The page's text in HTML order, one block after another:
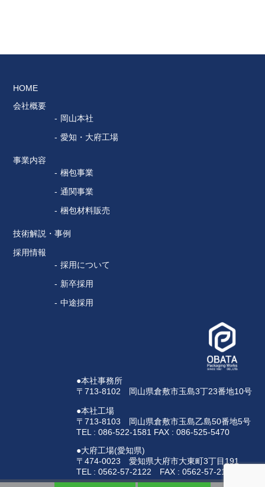
HOME
会社概要
岡山本社
愛知・大府工場
事業内容
梱包事業
通関事業
梱包材料販売
技術解説・事例
採用情報
採用について
新卒採用
中途採用
●本社事務所
〒713-8102 岡山県倉敷市玉島3丁23番地10号
●本社工場
〒713-8103 岡山県倉敷市玉島乙島50番地5号
TEL : 086-522-1581 FAX : 086-525-5470
●大府工場(愛知県)
〒474-0023 愛知県大府市大東町3丁目191
TEL : 0562-57-2122 FAX : 0562-57-2123